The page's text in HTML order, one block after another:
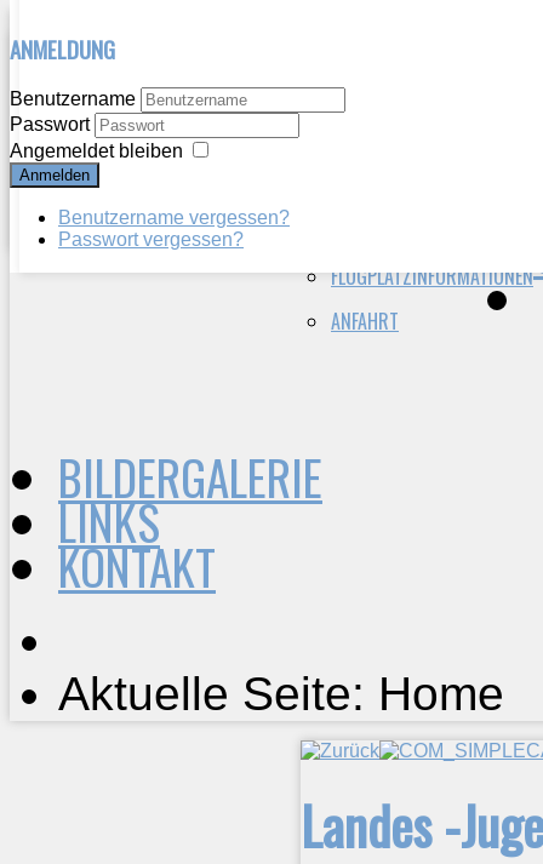
ANMELDUNG
Benutzername
Passwort
Angemeldet bleiben
Anmelden
Benutzername vergessen?
Passwort vergessen?
WIR ÜBER UNS
HERZLICH WILLKOMMEN
VEREINSGESCHICHTE
VEREIN HEUTE
AKTUELLES
BERICHTE
FLUGPLATZINFORMATIONEN
ANFAHRT
BILDERGALERIE
LINKS
KONTAKT
Aktuelle Seite: Home
Landes -